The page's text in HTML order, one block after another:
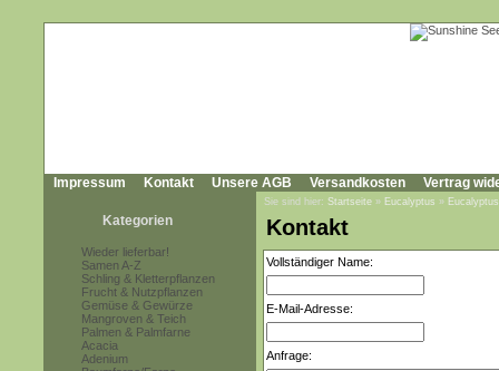
Impressum Kontakt Unsere AGB Versandkosten Vertrag
Kategorien
Wieder lieferbar!
Samen A-Z
Schling & Kletterpflanzen
Frucht & Nutzpflanzen
Gemüse & Gewürze
Mangroven & Teich
Palmen & Palmfarne
Acacia
Adenium
Sie sind hier: Startseite » Eucalyptus »
Kontakt
Vollständiger Name:
E-Mail-Adresse:
Anfrage: